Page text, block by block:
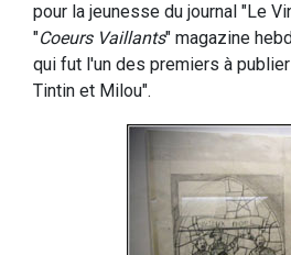
pour la jeunesse du journal "Le
"Coeurs Vaillants" magazine
qui fut l'un des premiers à
Tintin et Milou".